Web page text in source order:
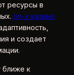
ресурсы в
on-x казино
и создает
ближе к